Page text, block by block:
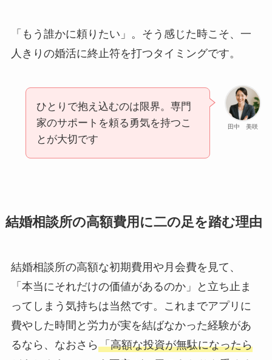
「もう誰かに頼りたい」。そう感じた時こそ、一
人きりの婚活に終止符を打つタイミングです。
田中 美咲
ひとりで抱え込むのは限界。専門
家のサポートを頼る勇気を持つこ
とが大切です
結婚相談所の高額費用に二の足を踏む理由
結婚相談所の高額な初期費用や月会費を見て、
「本当にそれだけの価値があるのか」と立ち止ま
ってしまう気持ちは当然です。これまでアプリに
費やした時間と労力が実を結ばなかった経験があ
るなら、なおさら 「高額な投資が無駄になったら